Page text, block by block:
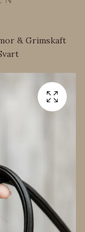
& Grimskaft